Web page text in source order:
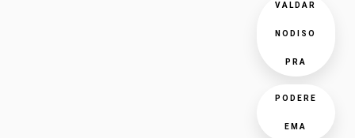
VALDAR
NODISO
PRA
PODERE
EMA